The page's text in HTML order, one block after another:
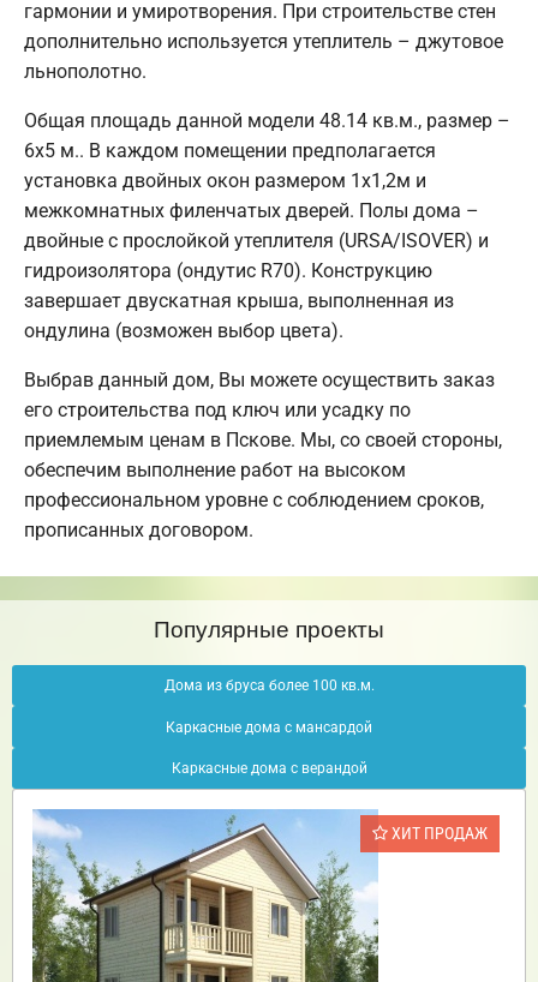
гармонии и умиротворения. При строительстве стен
дополнительно используется утеплитель – джутовое
льнополотно.
Общая площадь данной модели 48.14 кв.м., размер –
6х5 м.. В каждом помещении предполагается
установка двойных окон размером 1х1,2м и
межкомнатных филенчатых дверей. Полы дома –
двойные с прослойкой утеплителя (URSA/ISOVER) и
гидроизолятора (ондутис R70). Конструкцию
завершает двускатная крыша, выполненная из
ондулина (возможен выбор цвета).
Выбрав данный дом, Вы можете осуществить заказ
его строительства под ключ или усадку по
приемлемым ценам в Пскове. Мы, со своей стороны,
обеспечим выполнение работ на высоком
профессиональном уровне с соблюдением сроков,
прописанных договором.
Популярные проекты
Дома из бруса более 100 кв.м.
Каркасные дома с мансардой
Каркасные дома с верандой
ХИТ ПРОДАЖ